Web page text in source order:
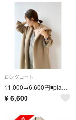
ロングコート
11,000→6,600円■plage大人可愛いスポンジフードコートベージュ38
¥ 6,600